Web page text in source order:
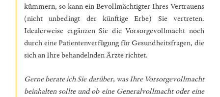
kümmern, so kann ein Bevollmächtigter Ihres Vertrauens
(nicht unbedingt der künftige Erbe) Sie vertreten.
Idealerweise ergänzen Sie die Vorsorgevollmacht noch
durch eine Patientenverfügung für Gesundheitsfragen, die
sich an Ihre behandelnden Ärzte richtet.
Gerne berate ich Sie darüber, was Ihre Vorsorgevollmacht
beinhalten sollte und ob eine Generalvollmacht oder eine